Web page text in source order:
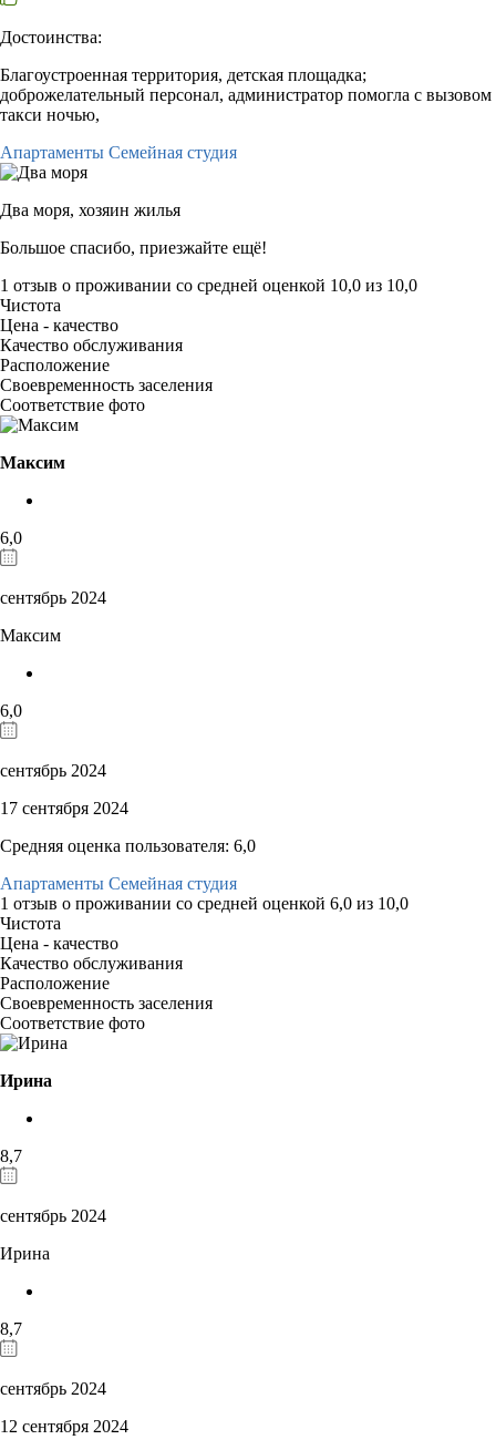
Достоинства:
Благоустроенная территория, детская площадка;
доброжелательный персонал, администратор помогла с вызовом
такси ночью,
Апартаменты Семейная студия
Два моря, хозяин жилья
Большое спасибо, приезжайте ещё!
1 отзыв о проживании со средней оценкой 10,0 из 10,0
Чистота
Цена - качество
Качество обслуживания
Расположение
Своевременность заселения
Соответствие фото
Максим
6,0
сентябрь 2024
Максим
6,0
сентябрь 2024
17 сентября 2024
Средняя оценка пользователя: 6,0
Апартаменты Семейная студия
1 отзыв о проживании со средней оценкой 6,0 из 10,0
Чистота
Цена - качество
Качество обслуживания
Расположение
Своевременность заселения
Соответствие фото
Ирина
8,7
сентябрь 2024
Ирина
8,7
сентябрь 2024
12 сентября 2024